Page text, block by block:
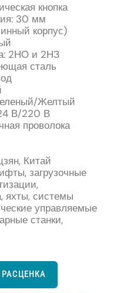
кнопка
30 мм
корпус)
2НО и 2НЗ
сталь
Желтый
В/220 В
проволока
Китай
загрузочные
яхты, системы
управляемые
станки,